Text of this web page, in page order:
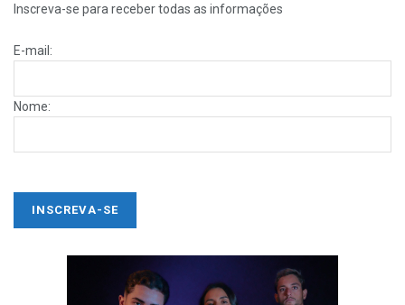
Inscreva-se para receber todas as informações
E-mail:
Nome: